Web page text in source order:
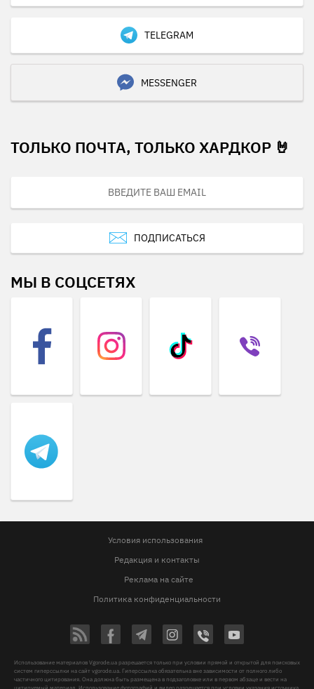
TELEGRAM
MESSENGER
ТОЛЬКО ПОЧТА, ТОЛЬКО ХАРДКОР 🤘
ПОДПИСАТЬСЯ
МЫ В СОЦСЕТЯХ
Условия использования
Редакция и контакты
Реклама на сайте
Политика конфиденциальности
Использование материалов Vgorode.ua разрешается только при условии прямой и открытой для поисковых
систем гиперссылки на сайт vgorode.ua. Гиперссылка обязательна вне зависимости от полного либо
частичного цитирования. Она должна быть размещена в подзаголовке или в первом абзаце и вести на